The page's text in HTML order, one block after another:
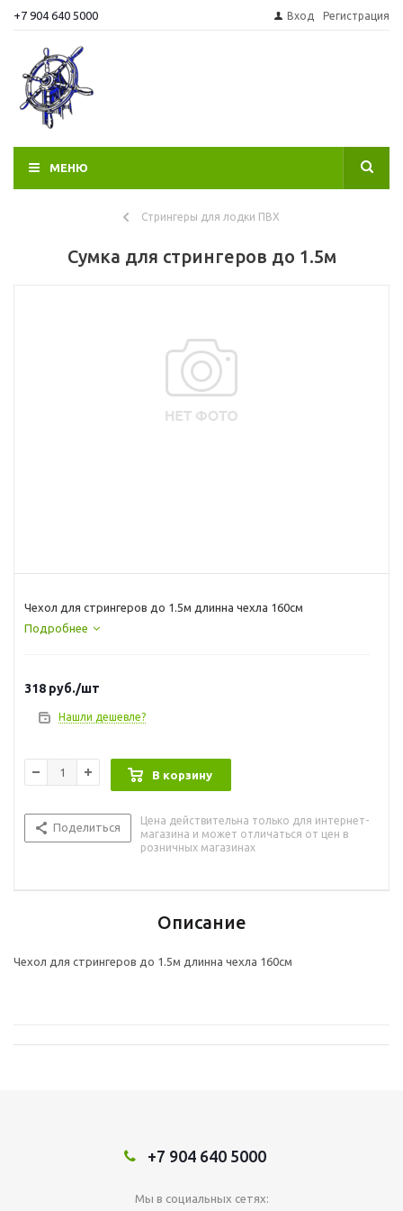
+7 904 640 5000 Вход Регистрация
МЕНЮ
Стрингеры для лодки ПВХ
Сумка для стрингеров до 1.5м
Чехол для стрингеров до 1.5м длинна чехла 160см
Подробнее
318 руб./шт
Нашли дешевле?
В корзину
Поделиться
Цена действительна только для интернет-
магазина и может отличаться от цен в
розничных магазинах
Описание
Чехол для стрингеров до 1.5м длинна чехла 160см
+7 904 640 5000
Мы в социальных сетях: